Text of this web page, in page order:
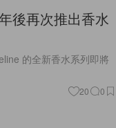
後再次推出香水
的全新香水系列即將
20 0